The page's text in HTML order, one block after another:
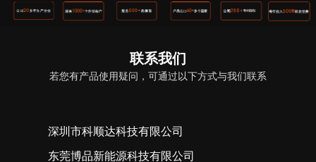
联系我们
若您有产品使用疑问，可通过以下方式与我们联系
深圳市科顺达科技有限公司
东莞博品新能源科技有限公司